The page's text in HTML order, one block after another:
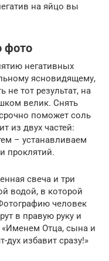
на яйцо вы
фото
негативных
ясновидящему,
не тот результат, на
велик. Снять
поможет соль
из двух частей:
– устанавливаем
проклятий.
свеча и три
водой, в которой
человек
в правую руку и
«Именем Отца, сына и
дух избавит сразу!»